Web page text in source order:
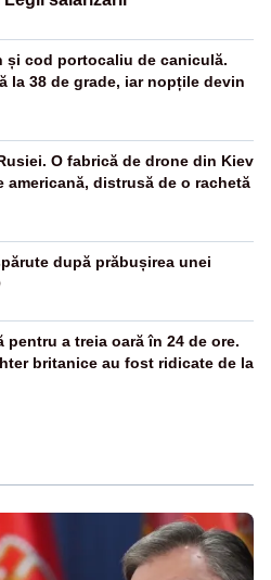
și cod portocaliu de caniculă.
la 38 de grade, iar nopțile devin
O fabrică de drone din Kiev
americană, distrusă de o rachetă
după prăbușirea unei
pentru a treia oară în 24 de ore.
britanice au fost ridicate de la